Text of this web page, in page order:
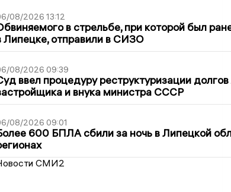
08/2026 13:12
в стрельбе, при которой был
Липецке, отправили в СИЗО
08/2026 09:39
ввел процедуру реструктуризации
и внука министра СССР
08/2026 09:01
600 БПЛА сбили за ночь в Липецкой
СМИ2